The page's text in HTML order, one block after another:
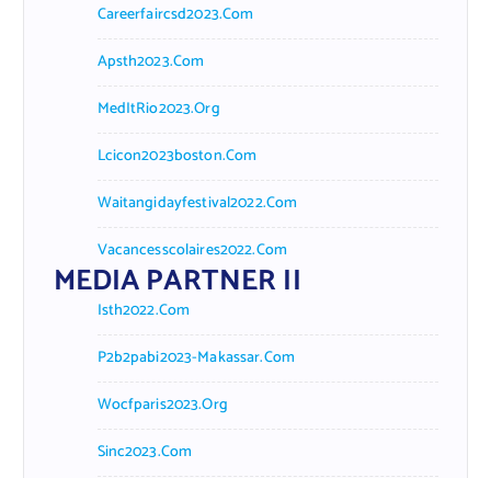
Careerfaircsd2023.com
Apsth2023.com
MedItRio2023.org
Lcicon2023boston.com
Waitangidayfestival2022.com
Vacancesscolaires2022.com
MEDIA PARTNER II
Isth2022.com
P2b2pabi2023-Makassar.com
Wocfparis2023.org
Sinc2023.com